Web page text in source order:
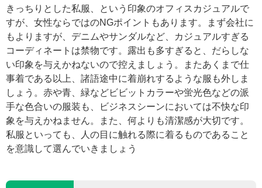
きっちりとした私服、という印象のオフィスカジュアルで
すが、女性ならではのNGポイントもあります。まず会社に
もよりますが、デニムやサンダルなど、カジュアルすぎる
コーディネートは禁物です。露出も多すぎると、だらしな
い印象を与えかねないので控えましょう。またあくまで仕
事着である以上、諸語途中に着崩れするような服も外しま
しょう。赤や青、緑などビビットカラーや蛍光色などの派
手な色合いの服装も、ビジネスシーンにおいては不快な印
象を与えかねません。また、何よりも清潔感が大切です。
私服といっても、人の目に触れる際に着るものであること
を意識して選んでいきましょう